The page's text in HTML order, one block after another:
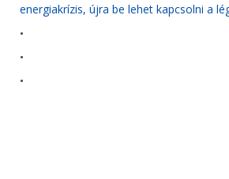
energiakrízis, újra be lehet kapcsolni a
•
•
•